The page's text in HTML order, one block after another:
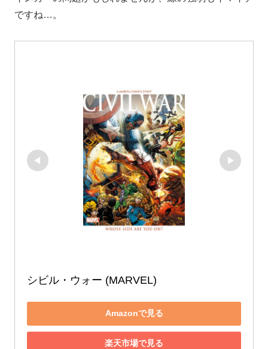
ですね…。
シビル・ウォー (MARVEL)
Amazonで見る
楽天市場で見る